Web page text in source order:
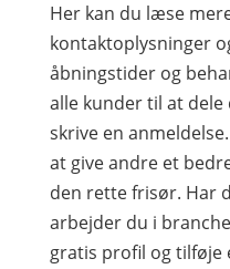
Her kan du læse
kontaktoplysninger
åbningstider og
alle kunder til at dele
skrive en
at give andre et
den rette frisør. Har
arbejder du i
gratis profil og tilføje